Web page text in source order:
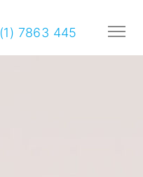
(1) 7863 445